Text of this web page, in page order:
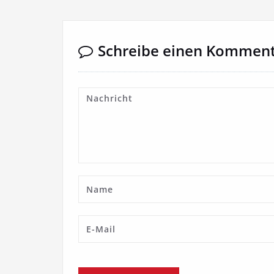
Schreibe einen